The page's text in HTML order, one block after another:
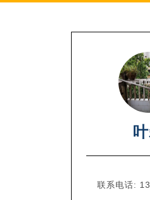
联系电话: